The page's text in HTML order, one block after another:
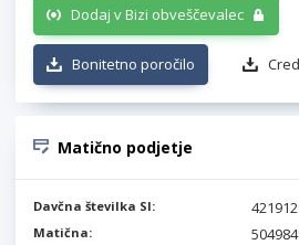
Dodaj v Bizi obveščevalec
Bonitetno poročilo
Matično podjetje
Davčna številka SI:
Matična: